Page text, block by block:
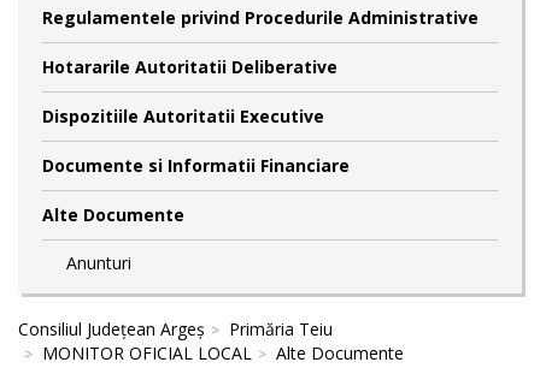
Regulamentele privind Procedurile Administrative
Hotararile Autoritatii Deliberative
Dispozitiile Autoritatii Executive
Documente si Informatii Financiare
Alte Documente
Anunturi
Consiliul Județean Argeș
Primăria Teiu
MONITOR OFICIAL LOCAL
Alte Documente